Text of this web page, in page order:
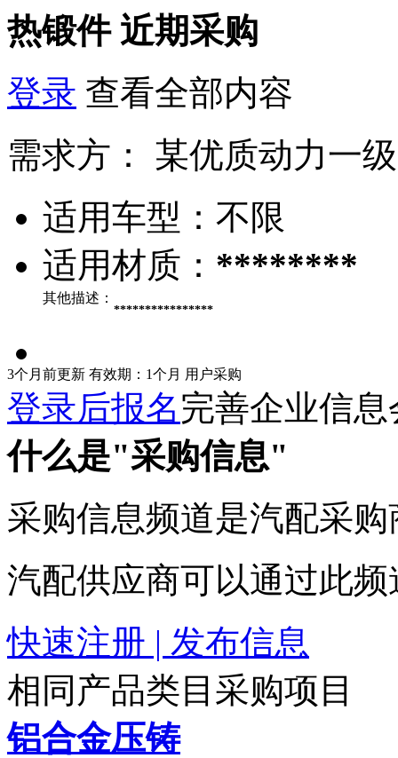
热锻件 近期采购
登录 查看全部内容
需求方：
某优质动力一级
适用车型： 不限
适用材质： ********
其他描述：
****************
3个月前更新 有效期：1个月 用户采购
登录后报名完善企业信
什么是"采购信息"
采购信息频道是汽配采
汽配供应商可以通过此
快速注册 | 发布信息
相同产品类目采购项目
铝合金压铸